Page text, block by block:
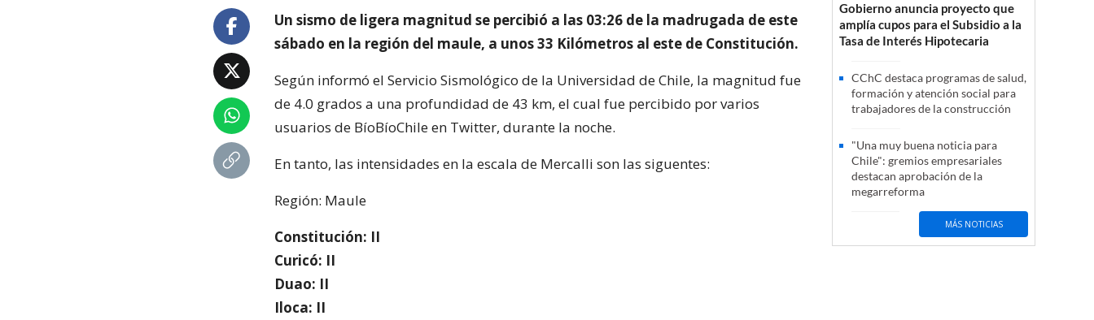
Un sismo de ligera magnitud se percibió a las 03:26 de la madrugada de este
sábado en la región del maule, a unos 33 Kilómetros al este de Constitución.
Según informó el Servicio Sismológico de la Universidad de Chile, la magnitud fue
de 4.0 grados a una profundidad de 43 km, el cual fue percibido por varios
usuarios de BíoBíoChile en Twitter, durante la noche.
En tanto, las intensidades en la escala de Mercalli son las siguentes:
Región: Maule
Constitución: II
Curicó: II
Duao: II
Iloca: II
Gobierno anuncia proyecto que
amplía cupos para el Subsidio a la
Tasa de Interés Hipotecaria
CChC destaca programas de salud,
formación y atención social para
trabajadores de la construcción
"Una muy buena noticia para
Chile": gremios empresariales
destacan aprobación de la
megarreforma
MÁS NOTICIAS